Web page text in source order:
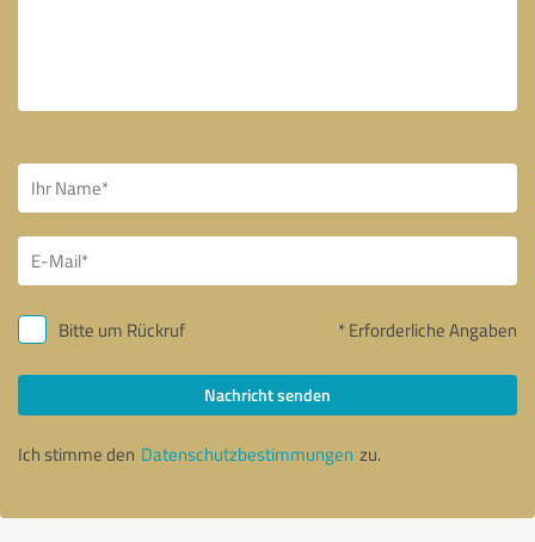
Bitte um Rückruf * Erforderliche Angaben
Nachricht senden
Ich stimme den Datenschutzbestimmungen zu.